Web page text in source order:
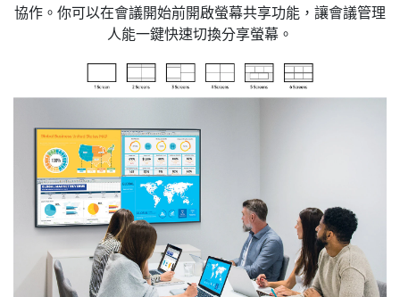
協作。你可以在會議開始前開啟螢幕共享功能，讓會議管理
人能一鍵快速切換分享螢幕。